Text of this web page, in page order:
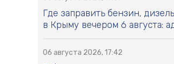
Где заправить бензин,
в Крыму вечером 6 августа:
06 августа 2026, 17:42